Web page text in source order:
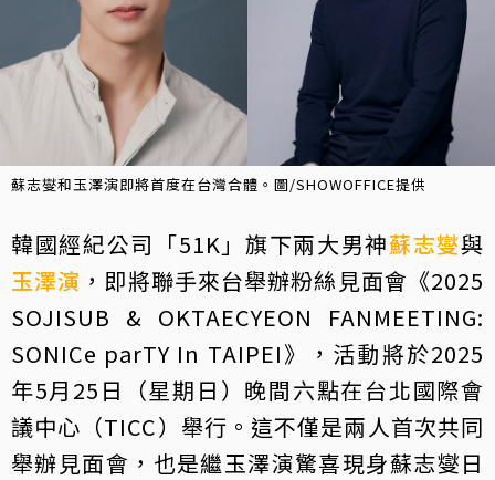
蘇志燮和玉澤演即將首度在台灣合體。圖/SHOWOFFICE提供
韓國經紀公司「51K」旗下兩大男神蘇志燮與
玉澤演 ，即將聯手來台舉辦粉絲見面會《2025
SOJISUB & OKTAECYEON FANMEETING:
SONICe parTY In TAIPEI》，活動將於2025
年5月25日（星期日）晚間六點在台北國際會
議中心（TICC）舉行。這不僅是兩人首次共同
舉辦見面會，也是繼玉澤演驚喜現身蘇志燮日